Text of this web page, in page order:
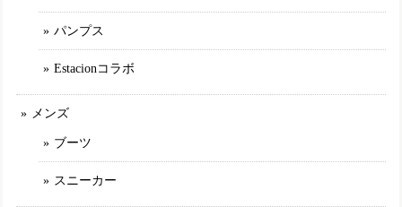
パンプス
Estacionコラボ
メンズ
ブーツ
スニーカー